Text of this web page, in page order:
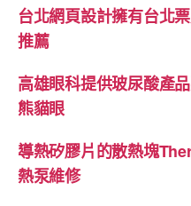
台北網頁設計擁有台北
推薦
高雄眼科提供玻尿酸產
熊貓眼
導熱矽膠片的散熱塊
熱泵維修